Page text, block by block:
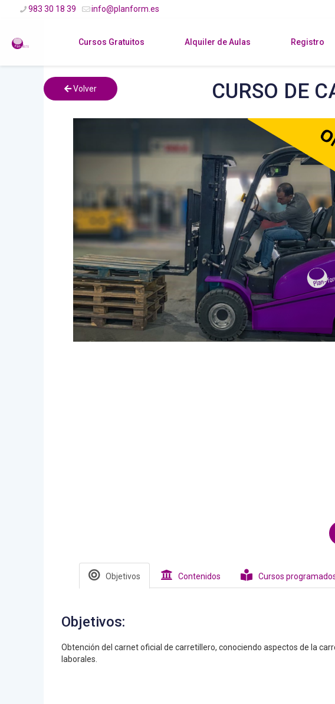
983 30 18 39 info@planform.es
Cursos Gratuitos Alquiler de Aulas Registro
Volver CURSO DE
Objetivos Contenidos Cursos
Objetivos:
Obtención del carnet oficial de carretillero, conociendo aspectos de la
laborales.